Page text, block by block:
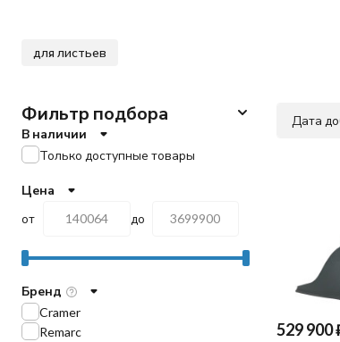
для листьев
Дата
529 900
Фильтр подбора
В наличии
Только доступные товары
Цена
от
до
Бренд
Cramer
Remarc